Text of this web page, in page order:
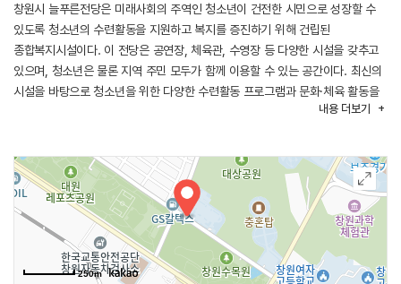
창원시 늘푸른전당은 미래사회의 주역인 청소년이 건전한 시민으로 성장할 수
있도록 청소년의 수련활동을 지원하고 복지를 증진하기 위해 건립된
종합복지시설이다. 이 전당은 공연장, 체육관, 수영장 등 다양한 시설을 갖추고
있으며, 청소년은 물론 지역 주민 모두가 함께 이용할 수 있는 공간이다. 최신의
시설을 바탕으로 청소년을 위한 다양한 수련활동 프로그램과 문화·체육 활동을
운영하고 있으며, 건전한 여가활동과 자기 계발의 기회를 제공하고 있다. 또한
이용할 수 있다. 창원시설관리공단이 운영을 맡고 있다.
내용 더보기
250m